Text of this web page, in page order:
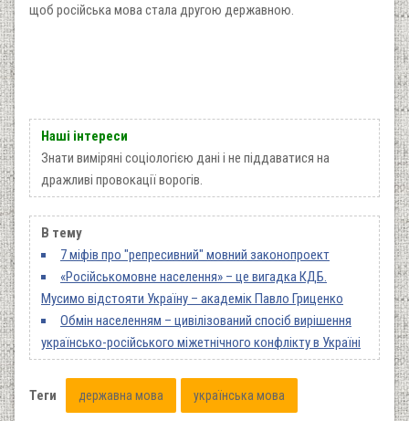
щоб російська мова стала другою державною.
Наші інтереси
Знати виміряні соціологією дані і не піддаватися на
дражливі провокації ворогів.
В тему
7 міфів про "репресивний" мовний законопроект
«Російськомовне населення» – це вигадка КДБ.
Мусимо відстояти Україну – академік Павло Гриценко
Обмін населенням – цивілізований спосіб вирішення
українсько-російського міжетнічного конфлікту в Україні
Теги державна мова українська мова